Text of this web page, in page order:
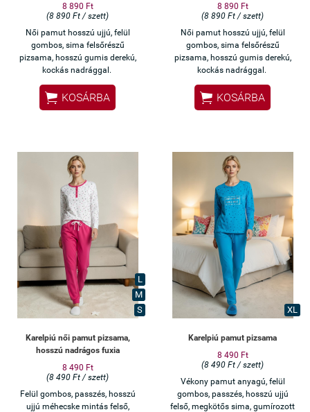
8 890 Ft
(8 890 Ft / szett)
Női pamut hosszú ujjú, felül
gombos, sima felsőrészű
pizsama, hosszú gumis derekú,
kockás nadrággal.
 KOSÁRBA
8 890 Ft
(8 890 Ft / szett)
Női pamut hosszú ujjú, felül
gombos, sima felsőrészű
pizsama, hosszú gumis derekú,
kockás nadrággal.
 KOSÁRBA
L
M
S
Karelpiú női pamut pizsama,
hosszú nadrágos fuxia
8 490 Ft
(8 490 Ft / szett)
Felül gombos, passzés, hosszú
ujjú méhecske mintás felső,
XL
Karelpiú pamut pizsama
8 490 Ft
(8 490 Ft / szett)
Vékony pamut anyagú, felül
gombos, passzés, hosszú ujjú
felső, megkötős sima, gumírozott